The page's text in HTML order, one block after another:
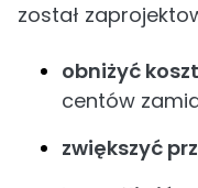
został
obniżyć
centów
zwiększyć